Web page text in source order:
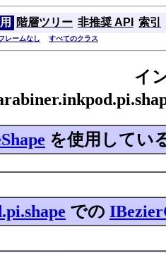
階層ツリー 非推奨 API 索引
レームなし すべてのクラス
イ
を使用してい
での